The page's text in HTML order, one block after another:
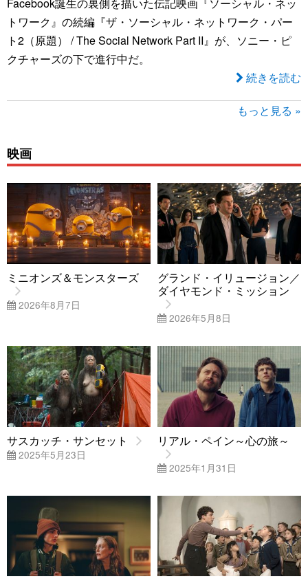
トワーク』の続編『ザ・ソーシャル・ネットワーク・パー
ト2（原題） / The Social Network Part II』が、ソニー・ピ
クチャーズの下で進行中だ。
続きを読む
もっと見る »
映画
ミニオンズ＆モンスターズ
2026年8月7日
グランド・イリュージョン／
ダイヤモンド・ミッション
2026年5月8日
サスカッチ・サンセット
2025年5月23日
リアル・ペイン～心の旅～
2025年1月31日